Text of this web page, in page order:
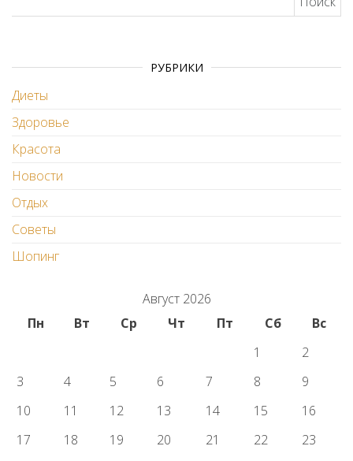
РУБРИКИ
Диеты
Здоровье
Красота
Новости
Отдых
Советы
Шопинг
Август 2026
Пн
Вт Ср Чт Пт Сб
Вс
1
2
3
4 5 6 7 8
9
10
11 12 13 14 15
16
17
18 19 20 21 22
23